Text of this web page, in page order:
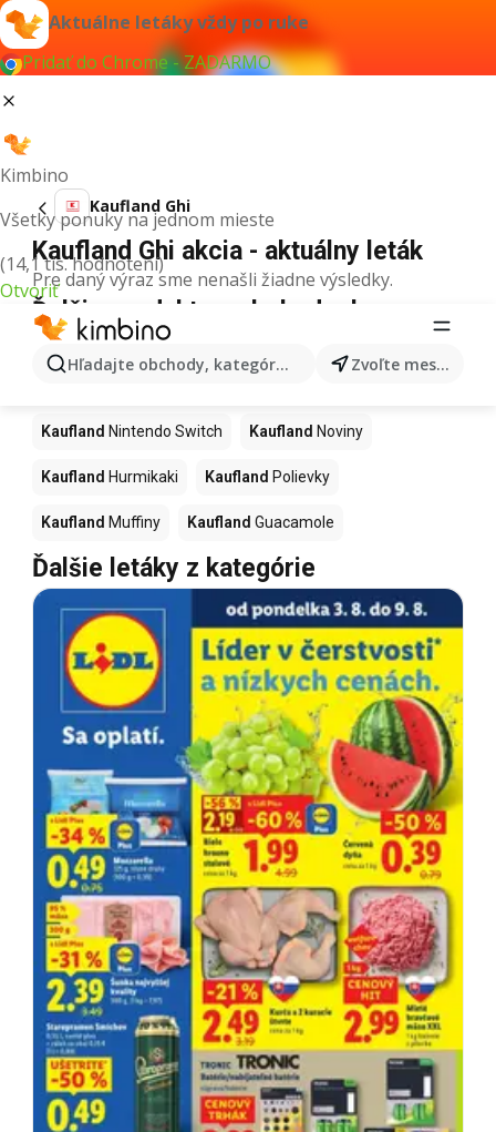
Aktuálne letáky vždy po ruke
Pridať do Chrome - ZADARMO
Kimbino
Všetky ponuky na jednom mieste
(14,1 tis. hodnotení)
Otvoriť
Hľadajte obchody, kategórie, produkty... Zvoľte mesto
Kaufland Ghi
Kaufland Ghi akcia - aktuálny leták
Pre daný výraz sme nenašli žiadne výsledky.
Ďalšie produkty v obchodoch
Kaufland
Kaufland Nintendo Switch Kaufland Noviny
Kaufland Hurmikaki Kaufland Polievky
Kaufland Muffiny Kaufland Guacamole
Ďalšie letáky z kategórie